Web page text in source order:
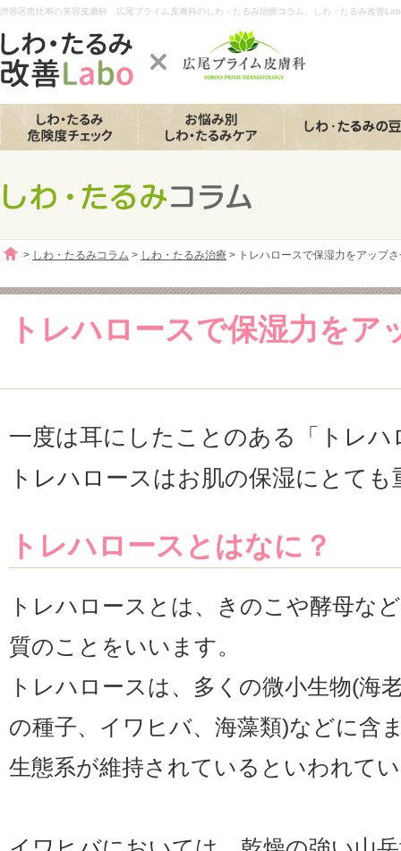
渋谷区恵比寿の美容皮膚科 広尾プライム皮膚科のしわ・たるみ治療コラム。しわ・たるみ改善
> しわ・たるみコラム > しわ・たるみ治療 > トレハロースで保湿力をアップ
トレハロースで保湿力をア
一度は耳にしたことのある「トレハ
トレハロースはお肌の保湿にとても
トレハロースとはなに？
トレハロースとは、きのこや酵母な
質のことをいいます。
トレハロースは、多くの微小生物(海
の種子、イワヒバ、海藻類)などに含
生態系が維持されているといわれて